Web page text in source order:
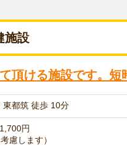
施設
頂ける施設です。
東都筑 徒歩 10分
円
慮します）